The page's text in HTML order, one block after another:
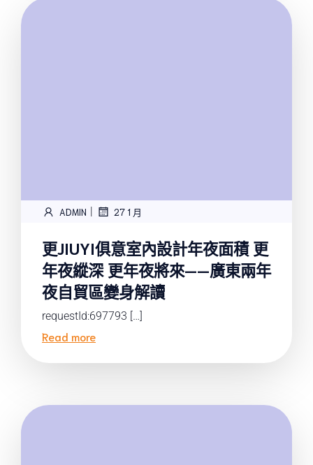
ADMIN | 27 1 月
更JIUYI俱意室內設計年夜面積 更
年夜縱深 更年夜將來——廣東兩年
夜自貿區變身解讀
requestId:697793 […]
Read more